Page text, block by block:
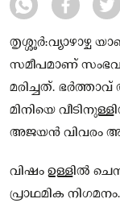
തൃശ്ശൂർ:വ്യാഴാഴ്ച
സമീപമാണ്
മരിച്ചത്.
മിനിയെ
അജയൻ വിവരം
വിഷം ഉള്ളില്‍
പ്രാഥമിക